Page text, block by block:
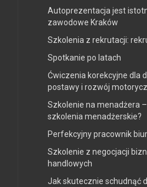
Autoprezentacja jest
zawodowe Kraków
Szkolenia z rekrutacji:
Spotkanie po latach
Ćwiczenia korekcyjne dla
postawy i rozwój
Szkolenie na menadżera
szkolenia menadżerskie?
Perfekcyjny pracownik
Szkolenie z negocjacji
handlowych
Jak skutecznie schudnąć